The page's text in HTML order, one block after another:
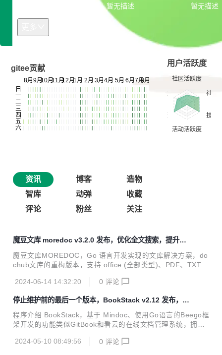
暂无描述 暂无描述
gitee贡献
用户活跃度
资讯 博客
造物
智库
动弹
收藏
评论
粉丝 关注
魔豆文库 moredoc v3.2.0 发布，优化全文搜索，提升用
户体验，并提供docker部署方案
魔豆文库MOREDOC，Go 语言开发实现的文库解决方案，do
chub文库的重构版本，支持 office (全部类型)、PDF、TXT、
分类、文档批量上传、文档批量转换、全文搜索、云存储、网
拥有简洁美观的用户视觉和功能体验，以及配套的微信小程序
ONEDOC。 技术栈 Golang ：gin + gRPC + GORM Vue.js :
nuxt2 + element-ui Database : MySQL 5.7+，MySQL 8.0 +
2024-06-14 14:32:20 0 评论
停止维护前的最后一个版本，BookStack v2.12 发布，支
持图书版本控制
程序介绍 BookStack，基于 Mindoc、使用Go语言的Beego框
架开发的功能类似GitBook和看云的在线文档管理系统，拥有
及版本控制等强大的文档功能，并推出了配套的开源微信小程
2024-05-10 08:49:56 0 评论